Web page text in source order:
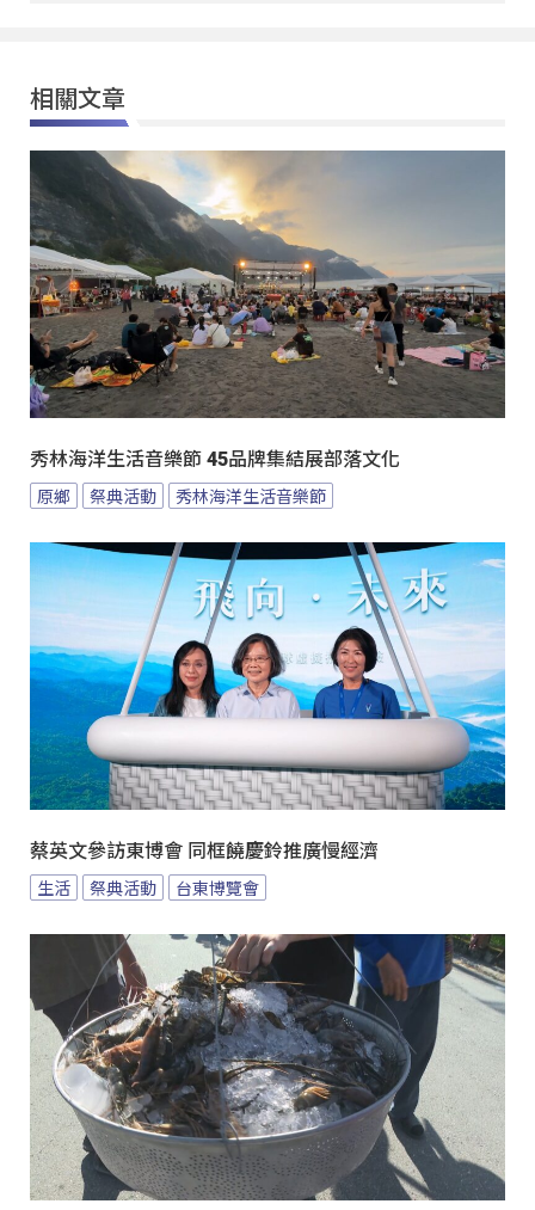
相關文章
秀林海洋生活音樂節 45品牌集結展部落文化
原鄉 祭典活動 秀林海洋生活音樂節
蔡英文參訪東博會 同框饒慶鈴推廣慢經濟
生活 祭典活動 台東博覽會